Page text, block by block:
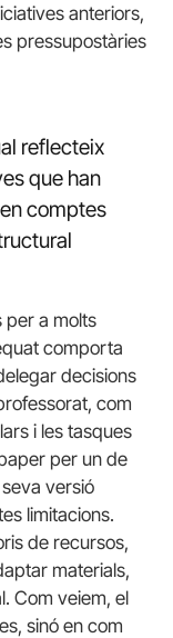
anteriors,
pressupostàries
reflecteix
que han
comptes
per a molts
comporta
decisions
com
i les tasques
per un de
versió
limitacions.
de recursos,
materials,
Com veiem, el
sinó en com